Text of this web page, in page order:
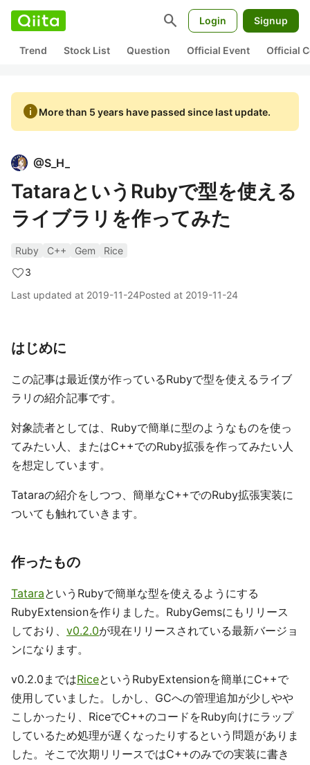
search Login Signup
Trend Stock List Question Official Event Official
infoMore than 5 years have passed since last update.
@S_H_
TataraというRubyで型を使える
ライブラリを作ってみた
Ruby C++ Gem
Rice
3
Last updated at 2019-11-24Posted at 2019-11-24
はじめに
この記事は最近僕が作っているRubyで型を使えるライブ
ラリの紹介記事です。
対象読者としては、Rubyで簡単に型のようなものを使っ
てみたい人、またはC++でのRuby拡張を作ってみたい人
を想定しています。
Tataraの紹介をしつつ、簡単なC++でのRuby拡張実装に
ついても触れていきます。
作ったもの
TataraというRubyで簡単な型を使えるようにする
RubyExtensionを作りました。RubyGemsにもリリース
しており、 v0.2.0が現在リリースされている最新バージョ
ンになります。
v0.2.0まではRiceというRubyExtensionを簡単にC++で
使用していました。しかし、GCへの管理追加が少しやや
こしかったり、RiceでC++のコードをRuby向けにラップ
しているため処理が遅くなったりするという問題がありま
した。そこで次期リリースではC++のみでの実装に書き